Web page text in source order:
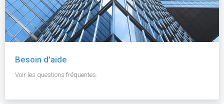
Besoin d'aide
Voir les questions fréquentes.